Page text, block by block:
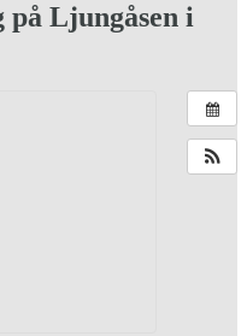
Ljungåsen i